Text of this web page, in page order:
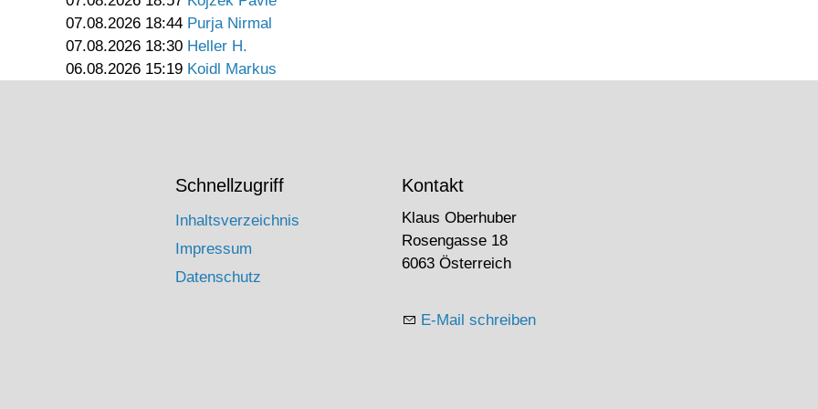
07.08.2026 18:44 Purja Nirmal
07.08.2026 18:30 Heller H.
06.08.2026 15:19 Koidl Markus
Schnellzugriff
Inhaltsverzeichnis
Impressum
Datenschutz
Kontakt
Klaus Oberhuber
Rosengasse 18
6063 Österreich
E-Mail schreiben